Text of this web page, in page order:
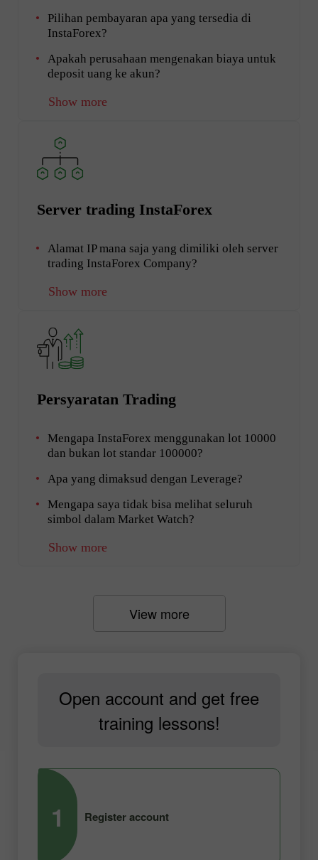
Pilihan pembayaran apa yang tersedia di
InstaForex?
Apakah perusahaan mengenakan biaya untuk
deposit uang ke akun?
Show more
Server trading InstaForex
Alamat IP mana saja yang dimiliki oleh server
trading InstaForex Company?
Show more
Persyaratan Trading
Mengapa InstaForex menggunakan lot 10000
dan bukan lot standar 100000?
Apa yang dimaksud dengan Leverage?
Mengapa saya tidak bisa melihat seluruh
simbol dalam Market Watch?
Show more
View more
Open account and get free
training lessons!
1 Register account